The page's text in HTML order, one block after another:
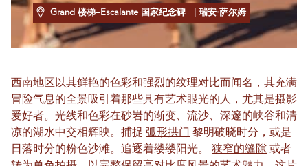
Grand 楼梯–Escalante 国家纪念碑 | 瑞安·萨尔姆
西南地区以其鲜艳的色彩和强烈的纹理对比而闻名，其充满
冒险气息的全景吸引着那些具有艺术眼光的人，尤其是摄影
爱好者。光线和色彩在砂岩的渐变、流沙、深邃的峡谷和清
凉的湖水中交相辉映。捕捉 弧形拱门
黎明破晓时分，或是
日落时分的粉色沙滩。追逐着缕缕阳光。 狭窄的缝隙 或者